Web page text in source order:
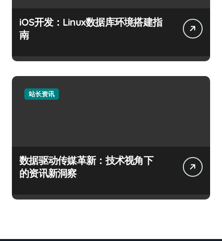
iOS开发：Linux数据库环境搭建指
南
站长资讯
数据驱动传媒革新：技术视角下
的资讯新洞察